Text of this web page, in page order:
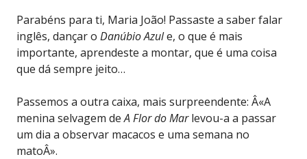
Parabéns para ti, Maria João! Passaste a saber falar
inglês, dançar o Danúbio Azule, o que é mais
importante, aprendeste a montar, que é uma coisa
que dá sempre jeito…
Passemos a outra caixa, mais surpreendente: Â«A
menina selvagem deA Flor do Marlevou-a a passar
um dia a observar macacos e uma semana no
matoÂ».